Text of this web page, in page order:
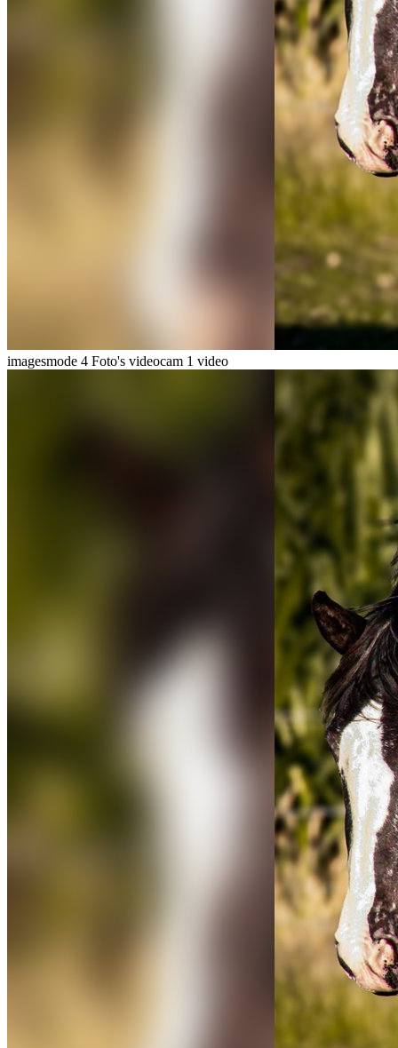
imagesmode 4 Foto's videocam 1 video